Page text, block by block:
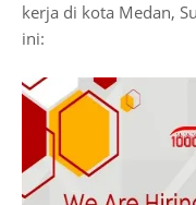
kerja di kota Medan,
ini: